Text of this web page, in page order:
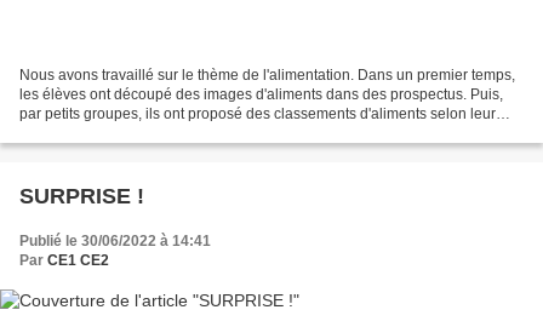
Nous avons travaillé sur le thème de l'alimentation. Dans un premier temps,
les élèves ont découpé des images d'aliments dans des prospectus. Puis,
par petits groupes, ils ont proposé des classements d'aliments selon leur
SURPRISE !
Publié le 30/06/2022 à 14:41
Par CE1 CE2